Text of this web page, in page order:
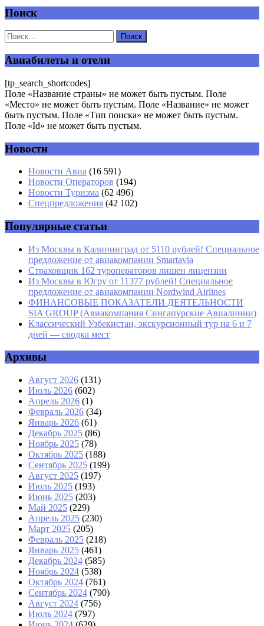
Добавить комментарий
Ваш адрес email не будет опубликован.
Имя *
Email*
Поиск
Авиабилеты и отели
[tp_search_shortcodes]
Поле «Название страны» не может быть пустым. Поле
«Место» не может быть пустым. Поле «Название» не может
быть пустым. Поле «Тип поиска» не может быть пустым.
Поле «Id» не может быть пустым.
Новости
Новости Авиа (16 591)
Новости Операторов (194)
Новости Туризма (62 496)
Спецпредложения (42 102)
Популярные статьи
Из Москвы в Калининград от 5110 рублей! Специальное
предложение от авиакомпании Smartavia
Страховщик 162 туроператоров лишен лицензии
Из Москвы в Югру от 11377 рублей! Специальное
предложение от авиакомпании Nordwind Airlines
ФИНАНСОВЫЕ ПОКАЗАТЕЛИ ДЕЯТЕЛЬНОСТИ
SIA GROUP (Авиакомпания Сингапурские Авиалинии)
Классический Узбекистан, экскурсионный тур на 6 и 7
дней — сводка мест
Архивы
Август 2026 (131)
Июль 2026 (602)
Апрель 2026 (1)
Февраль 2026 (34)
Январь 2026 (61)
Декабрь 2025 (86)
Ноябрь 2025 (78)
Октябрь 2025 (188)
Сентябрь 2025 (199)
Август 2025 (197)
Июль 2025 (193)
Июнь 2025 (203)
Май 2025 (229)
Апрель 2025 (230)
Март 2025 (205)
Февраль 2025 (218)
Январь 2025 (461)
Декабрь 2024 (585)
Ноябрь 2024 (538)
Октябрь 2024 (761)
Сентябрь 2024 (790)
Август 2024 (756)
Июль 2024 (797)